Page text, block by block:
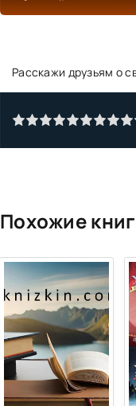
Расскажи друзьям о
Похожие